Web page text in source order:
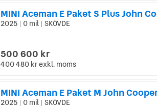
MINI Aceman E Paket S Plus John
2025 0 mil SKÖVDE
500 600 kr
400 480 krexkl. moms
MINI Aceman E Paket M John
2025 0 mil SKÖVDE